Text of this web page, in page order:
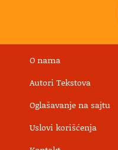
O nama
Autori Tekstova
Oglašavanje na sajtu
Uslovi korišćenja